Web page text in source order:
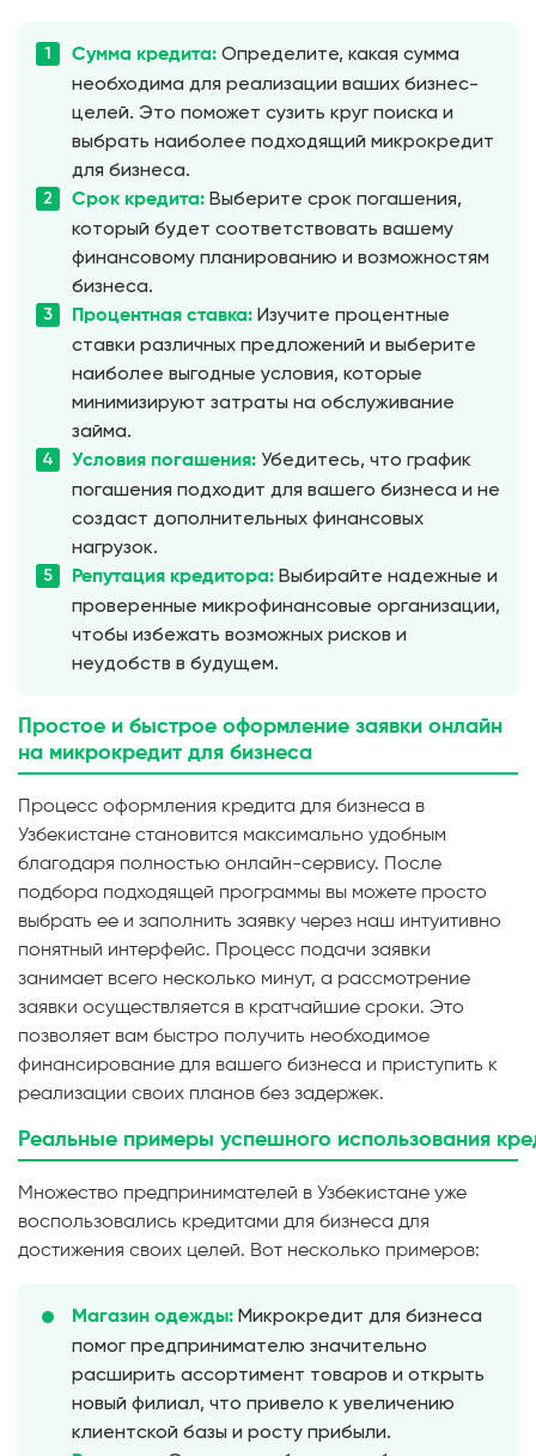
Сумма кредита: Определите, какая сумма
необходима для реализации ваших бизнес-
целей. Это поможет сузить круг поиска и
выбрать наиболее подходящий микрокредит
для бизнеса.
Срок кредита: Выберите срок погашения,
который будет соответствовать вашему
финансовому планированию и возможностям
бизнеса.
Процентная ставка: Изучите процентные
ставки различных предложений и выберите
наиболее выгодные условия, которые
минимизируют затраты на обслуживание
займа.
Условия погашения: Убедитесь, что график
погашения подходит для вашего бизнеса и не
создаст дополнительных финансовых
нагрузок.
Репутация кредитора: Выбирайте надежные и
проверенные микрофинансовые организации,
чтобы избежать возможных рисков и
неудобств в будущем.
Простое и быстрое оформление заявки онлайн
на микрокредит для бизнеса
Процесс оформления кредита для бизнеса в
Узбекистане становится максимально удобным
благодаря полностью онлайн-сервису. После
подбора подходящей программы вы можете просто
выбрать ее и заполнить заявку через наш интуитивно
понятный интерфейс. Процесс подачи заявки
занимает всего несколько минут, а рассмотрение
заявки осуществляется в кратчайшие сроки. Это
позволяет вам быстро получить необходимое
финансирование для вашего бизнеса и приступить к
реализации своих планов без задержек.
Реальные примеры успешного использования
Множество предпринимателей в Узбекистане уже
воспользовались кредитами для бизнеса для
достижения своих целей. Вот несколько примеров:
Магазин одежды: Микрокредит для бизнеса
помог предпринимателю значительно
расширить ассортимент товаров и открыть
новый филиал, что привело к увеличению
клиентской базы и росту прибыли.